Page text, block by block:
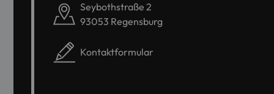
Seybothstraße 2
93053 Regensburg
Kontaktformular